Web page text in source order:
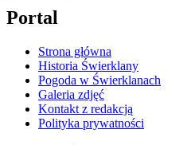
Portal
Strona główna
Historia Świerklany
Pogoda w Świerklanach
Galeria zdjęć
Kontakt z redakcją
Polityka prywatności